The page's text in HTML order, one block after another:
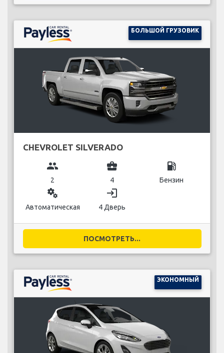
БОЛЬШОЙ ГРУЗОВИК
CHEVROLET SILVERADO
group
2
business_center
4
local_gas_station
Бензин
miscellaneous_services
Автоматическая
login
4 Дверь
ПОСМОТРЕТЬ...
ЭКОНОМНЫЙ